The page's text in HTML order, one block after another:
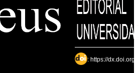
: https://dx.doi.org/